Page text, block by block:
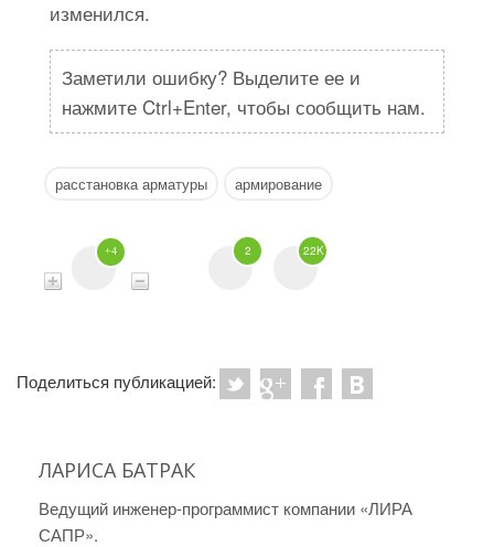
изменился.
Заметили ошибку? Выделите ее и
нажмите Ctrl+Enter, чтобы сообщить нам.
расстановка арматуры армирование
+4 2 22K
Поделиться публикацией:
ЛАРИСА БАТРАК
Ведущий инженер-программист компании «ЛИРА
САПР».